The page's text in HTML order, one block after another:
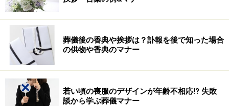
葬儀後の香典や挨拶は？訃報を後で知った場合
の供物や香典のマナー
若い頃の喪服のデザインが年齢不相応!? 失敗
談から学ぶ葬儀マナー